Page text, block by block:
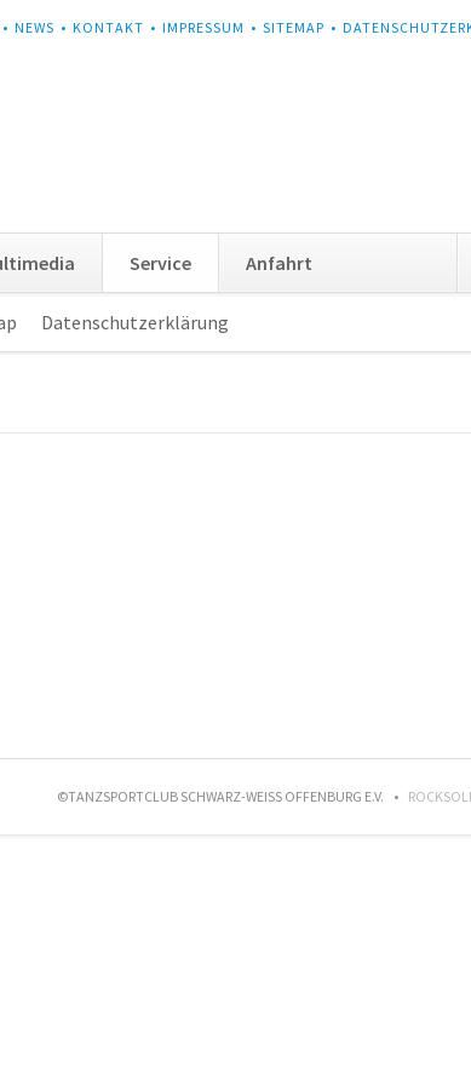
NEWS KONTAKT IMPRESSUM SITEMAP
Service Anfahrt
überspringen
Datenschutzerklärung
©TANZSPORTCLUB SCHWARZ-WEISS OFFENBURG E.V.